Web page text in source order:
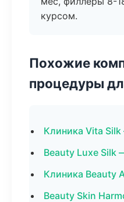
курсом.
Похожие
процедуры
Клиника Vita
Beauty Luxe Silk
Клиника Beauty
Beauty Skin